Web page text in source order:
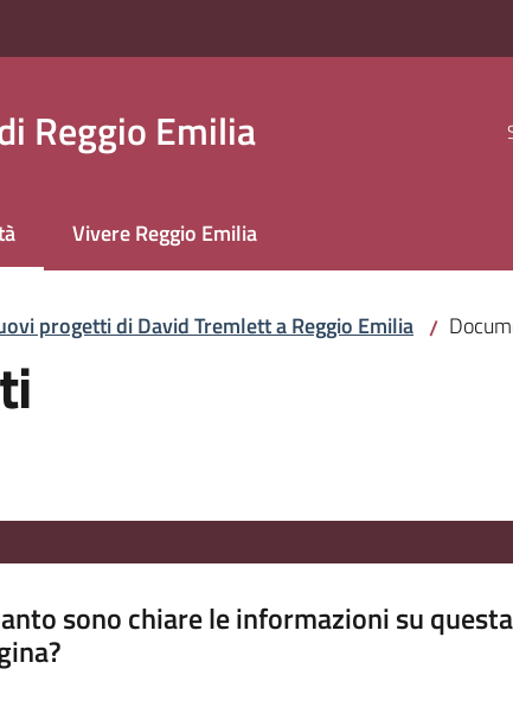
Reggio Emilia
selezionatoVivere Reggio Emilia
progetti di David Tremlett a Reggio Emilia /
sono chiare le informazioni su questa